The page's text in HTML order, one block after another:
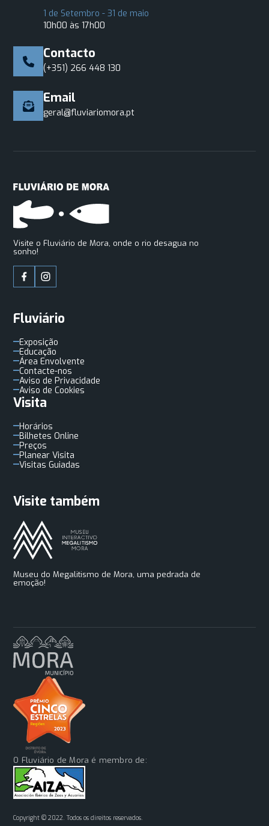
1 de Setembro - 31 de maio
10h00 às 17h00
Contacto
(+351) 266 448 130
Email
geral@fluviariomora.pt
Visite o Fluviário de Mora, onde o rio desagua no
sonho!
Fluviário
Exposição
Educação
Área Envolvente
Contacte-nos
Aviso de Privacidade
Aviso de Cookies
Visita
Horários
Bilhetes Online
Preços
Planear Visita
Visitas Guiadas
Visite também
Museu do Megalitismo de Mora, uma pedrada de
emoção!
O Fluviário de Mora é membro de:
Copyright © 2022. Todos os direitos reservados.